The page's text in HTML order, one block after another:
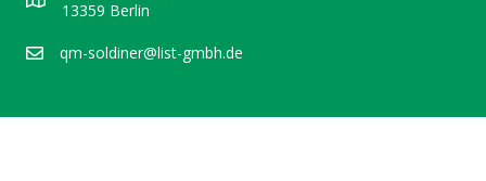
13359 Berlin
qm-soldiner@list-gmbh.de